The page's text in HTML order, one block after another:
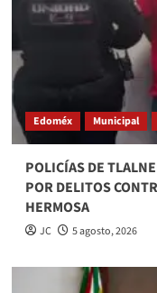
Edoméx Municipal
POLICÍAS DE
POR DELITOS
HERMOSA
JC 5 agosto, 2026